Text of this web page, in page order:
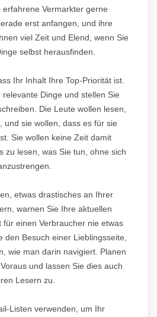
erfahrene Vermarkter gerne
erst anfangen, und ihre
viel Zeit und Elend, wenn Sie
selbst herausfinden.
Ihr Inhalt Ihre Top-Priorität ist.
Dinge und stellen Sie
Die Leute wollen lesen,
und sie wollen, dass es für sie
Sie wollen keine Zeit damit
zu lesen, was Sie tun, ohne sich
etwas drastisches an Ihrer
warnen Sie Ihre aktuellen
für einen Verbraucher nie etwas
den Besuch einer Lieblingsseite,
wie man darin navigiert. Planen
und lassen Sie dies auch
Lesern zu.
Listen verwenden, um Ihr